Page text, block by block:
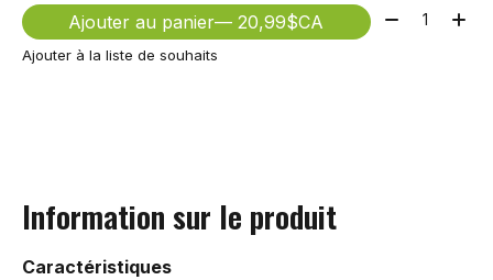
Ajouter au panier — 20,99$CA Quantité:
Ajouter à la liste de souhaits
Information sur le produit
Caractéristiques